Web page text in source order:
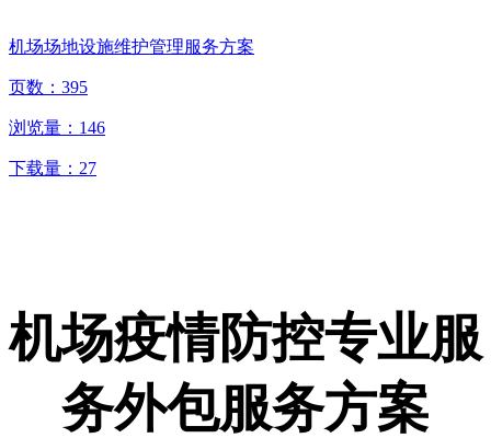
机场场地设施维护管理服务方案
页数： 395
浏览量： 146
下载量： 27
机场疫情防控专业服
务外包服务方案